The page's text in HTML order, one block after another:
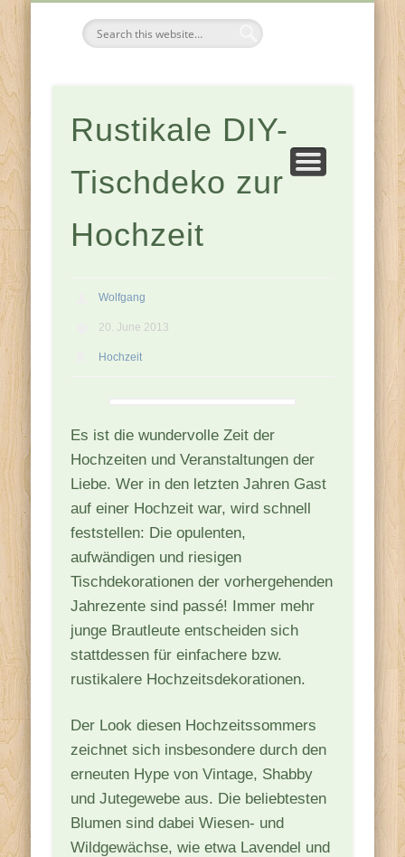
Tischdeko-
Ideen
Rustikale DIY-
Tischdeko zur
Hochzeit
Wolfgang
20. June 2013
Hochzeit
Es ist die wundervolle Zeit der
Hochzeiten und Veranstaltungen der
Liebe. Wer in den letzten Jahren Gast
auf einer Hochzeit war, wird schnell
feststellen: Die opulenten,
aufwändigen und riesigen
Tischdekorationen der vorhergehenden
Jahrezente sind passé! Immer mehr
junge Brautleute entscheiden sich
stattdessen für einfachere bzw.
rustikalere Hochzeitsdekorationen.
Der Look diesen Hochzeitssommers
zeichnet sich insbesondere durch den
erneuten Hype von Vintage, Shabby
und Jutegewebe aus. Die beliebtesten
Blumen sind dabei Wiesen- und
Wildgewächse, wie etwa Lavendel und